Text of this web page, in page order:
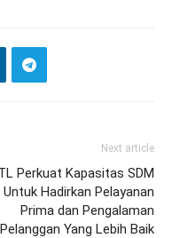
Next article
Perkuat Kapasitas SDM
Untuk Hadirkan Pelayanan
Prima dan Pengalaman
Pelanggan Yang Lebih Baik